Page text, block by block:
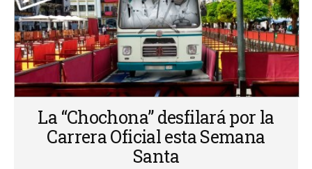
La “Chochona” desfilará por la
Carrera Oficial esta Semana
Santa